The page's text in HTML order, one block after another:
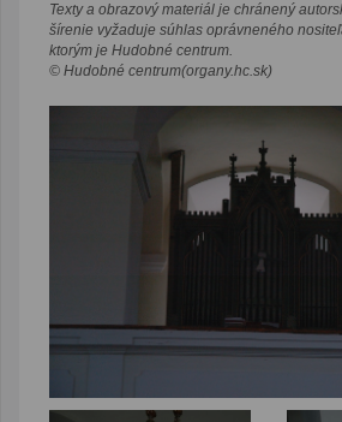
Texty a obrazový materiál je chránený
šírenie vyžaduje súhlas oprávneného
ktorým je Hudobné centrum.
© Hudobné centrum(organy.hc.sk)